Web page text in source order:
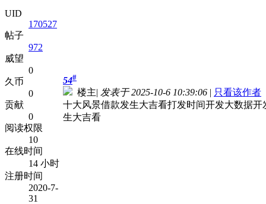
UID
170527
帖子
972
威望
0
久币
0
贡献
0
阅读权限
10
在线时间
14 小时
注册时间
2020-7-
31
54#
楼主| 发表于 2025-10-6 10:39:06 | 只看该作者
十大风景借款发生大吉看打发时间开发大数据
生大吉看